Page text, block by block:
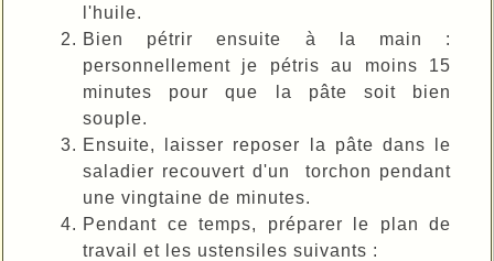
l'huile.
Bien pétrir ensuite à la main :
personnellement je pétris au moins 15
minutes pour que la pâte soit bien
souple.
Ensuite, laisser reposer la pâte dans le
saladier recouvert d'un torchon pendant
une vingtaine de minutes.
Pendant ce temps, préparer le plan de
travail et les ustensiles suivants :